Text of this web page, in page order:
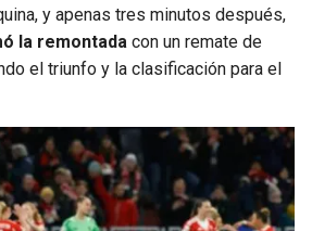
y apenas tres minutos después,
la remontada con un remate de
el triunfo y la clasificación para el